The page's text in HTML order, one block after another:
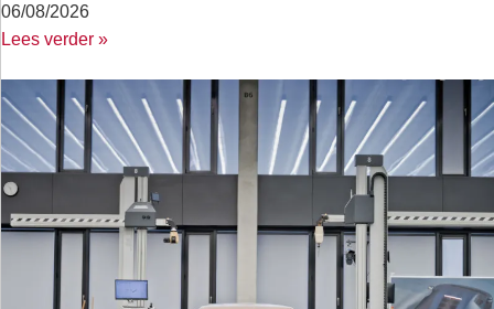
06/08/2026
Lees verder »